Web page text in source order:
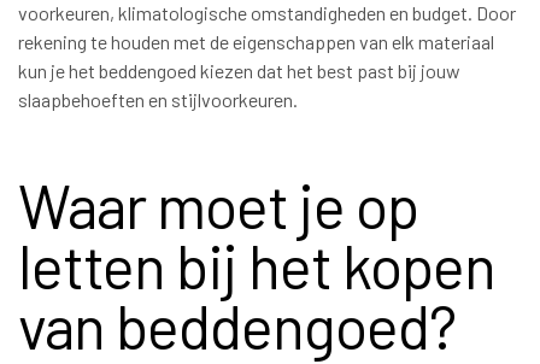
voorkeuren, klimatologische omstandigheden en budget. Door
rekening te houden met de eigenschappen van elk materiaal
kun je het beddengoed kiezen dat het best past bij jouw
slaapbehoeften en stijlvoorkeuren.
Waar moet je op
letten bij het kopen
van beddengoed?